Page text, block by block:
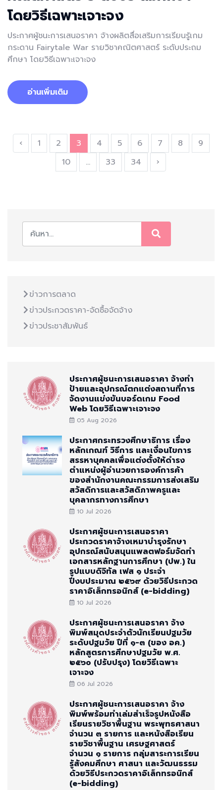
โดยวิธีเฉพาะเจาะจง
ประกาศผู้ชนะการเสนอราคา จ้างผลิตสื่อเสริมการเรียนรู้เกม
กระดาน Fairytale War รายวิชาคณิตศาสตร์ ระดับประถม
ศึกษา โดยวิธีเฉพาะเจาะจง
อ่านเพิ่มเติม
‹ 1 2 3 4 5 6 7 8
9
10
... 33 34 ›
ข่าวการตลาด
ข่าวประกวดราคา-จัดซื้อจัดจ้าง
ข่าวประชาสัมพันธ์
ประกาศผู้ชนะการเสนอราคา จ้างทำ
ป้ายและอุปกรณ์ตกแต่งสถานที่การ
จัดงานแข่งขันบอร์ดเกม Food
Web โดยวิธีเฉพาะเจาะจง
05 Aug 2026
ประกาศกระทรวงศึกษาธิการ เรื่อง
หลักเกณฑ์ วิธีการ และเงื่อนไขการ
สรรหาบุคคลเพื่อแต่งตั้งให้ดำรง
ตำแหน่งผู้อำนวยการองค์การค้า
ของสำนักงานคณะกรรมการส่งเสริม
สวัสดิการและสวัสดิภาพครูและ
บุคลากรทางการศึกษา
10 Jul 2026
ประกาศผู้ชนะการเสนอราคา
ประกวดราคาจ้างเหมาบำรุงรักษา
อุปกรณ์สนับสนุนแพลตฟอร์มจัดทำ
เอกสารหลักฐานการศึกษา (ปพ.) ใน
รูปแบบดิจิทัล เฟส ๑ ประจำ
ปีงบประมาณ ๒๕๖๙ ด้วยวิธีประกวด
ราคาอิเล็กทรอนิกส์ (e-bidding)
10 Jul 2026
ประกาศผู้ชนะการเสนอราคา จ้าง
พิมพ์สมุดประจำตัวนักเรียนปฐมวัย
ระดับปฐมวัย ปีที่ ๑-๓ (ของ อค.)
หลักสูตรการศึกษาปฐมวัย พ.ศ.
๒๕๖๐ (ปรับปรุง) โดยวิธีเฉพาะ
เจาะจง
06 Jul 2026
ประกาศผู้ชนะการเสนอราคา จ้าง
พิมพ์พร้อมทำเล่มสำเร็จรูปหนังสือ
เรียนรายวิชาพื้นฐาน พระพุทธศาสนา
จำนวน ๓ รายการ และหนังสือเรียน
รายวิชาพื้นฐาน เศรษฐศาสตร์
จำนวน ๑ รายการ กลุ่มสาระการเรียน
รู้สังคมศึกษา ศาสนา และวัฒนธรรม
ด้วยวิธีประกวดราคาอิเล็กทรอนิกส์
(e-bidding)